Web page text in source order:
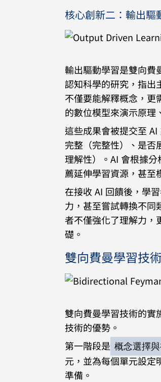
核心創新二：輸出驅
輸出驅動學習是雙向費
認知科學的研究，指出
不僅要能解釋概念，更
的數位模型來演示原理
這些成果會被提交至
完整（完整性）、是否
理解性）。AI 會根據
薦延伸學習資源，甚至
在接收 AI 回饋後，學
力，甚至嘗試轉換不同
者不僅強化了理解力，
礎。
雙向費曼學習技
雙向費曼學習技術的實
技術的優勢。
第一階段是 概念選擇
元，並為每個單元設定
準備。